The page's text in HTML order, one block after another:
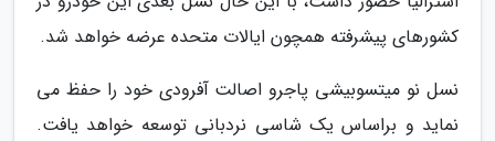
کشورهای پیشرفته همچون ایالات متحده عرضه خواهد شد.
نسل نو میتسوبیشی پاجرو اصالت آفرودی خود را حفظ می
نماید و براساس یک شاسی نردبانی توسعه خواهد یافت.